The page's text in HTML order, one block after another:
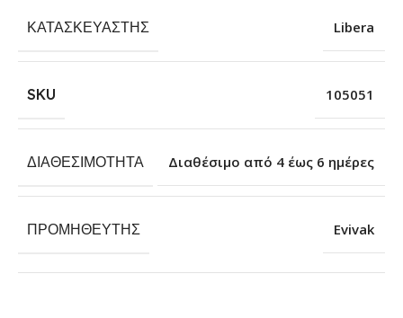
ΚΑΤΑΣΚΕΥΑΣΤΉΣ Libera
SKU 105051
ΔΙΑΘΕΣΙΜΌΤΗΤΑ Διαθέσιμο από 4 έως 6 ημέρες
ΠΡΟΜΗΘΕΥΤΉΣ Evivak